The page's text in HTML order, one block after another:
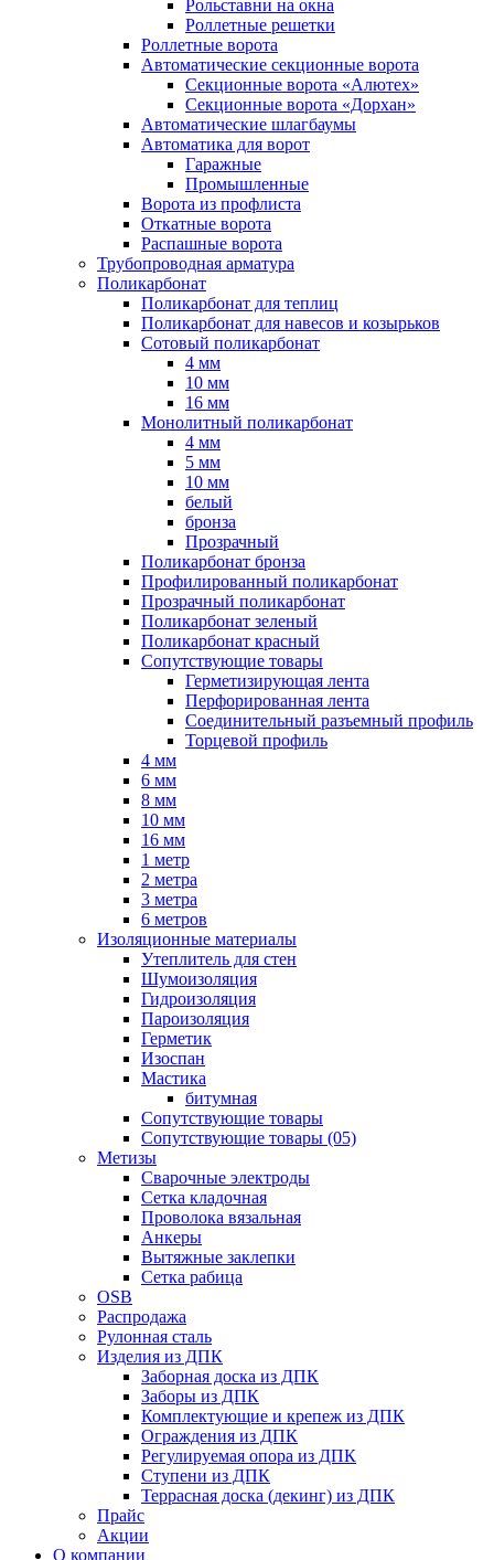
Рольставни на окна
Роллетные решетки
Роллетные ворота
Автоматические секционные ворота
Секционные ворота «Алютех»
Секционные ворота «Дорхан»
Автоматические шлагбаумы
Автоматика для ворот
Гаражные
Промышленные
Ворота из профлиста
Откатные ворота
Распашные ворота
Трубопроводная арматура
Поликарбонат
Поликарбонат для теплиц
Поликарбонат для навесов и козырьков
Сотовый поликарбонат
4 мм
10 мм
16 мм
Монолитный поликарбонат
4 мм
5 мм
10 мм
белый
бронза
Прозрачный
Поликарбонат бронза
Профилированный поликарбонат
Прозрачный поликарбонат
Поликарбонат зеленый
Поликарбонат красный
Сопутствующие товары
Герметизирующая лента
Перфорированная лента
Соединительный разъемный профиль
Торцевой профиль
4 мм
6 мм
8 мм
10 мм
16 мм
1 метр
2 метра
3 метра
6 метров
Изоляционные материалы
Утеплитель для стен
Шумоизоляция
Гидроизоляция
Пароизоляция
Герметик
Изоспан
Мастика
битумная
Сопутствующие товары
Сопутствующие товары (05)
Метизы
Сварочные электроды
Сетка кладочная
Проволока вязальная
Анкеры
Вытяжные заклепки
Сетка рабица
OSB
Распродажа
Рулонная сталь
Изделия из ДПК
Заборная доска из ДПК
Заборы из ДПК
Комплектующие и крепеж из ДПК
Ограждения из ДПК
Регулируемая опора из ДПК
Ступени из ДПК
Террасная доска (декинг) из ДПК
Прайс
Акции
О компании